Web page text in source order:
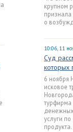
крупном
о
10:06, 11
Суд
которых
6 ноября
исковое
турфирма
услуги
продукта.